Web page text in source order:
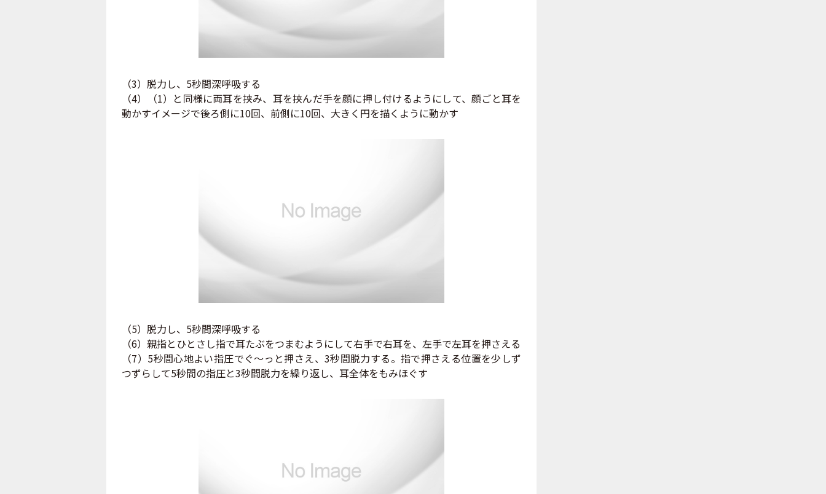
（3）脱力し、5秒間深呼吸する
（4）（1）と同様に両耳を挟み、耳を挟んだ手を顔に押し付けるようにして、顔ごと耳を
動かすイメージで後ろ側に10回、前側に10回、大きく円を描くように動かす
（5）脱力し、5秒間深呼吸する
（6）親指とひとさし指で耳たぶをつまむようにして右手で右耳を、左手で左耳を押さえる
（7）5秒間心地よい指圧でぐ〜っと押さえ、3秒間脱力する。指で押さえる位置を少しず
つずらして5秒間の指圧と3秒間脱力を繰り返し、耳全体をもみほぐす